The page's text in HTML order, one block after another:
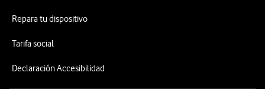
Repara tu dispositivo
Tarifa social
Declaración Accesibilidad